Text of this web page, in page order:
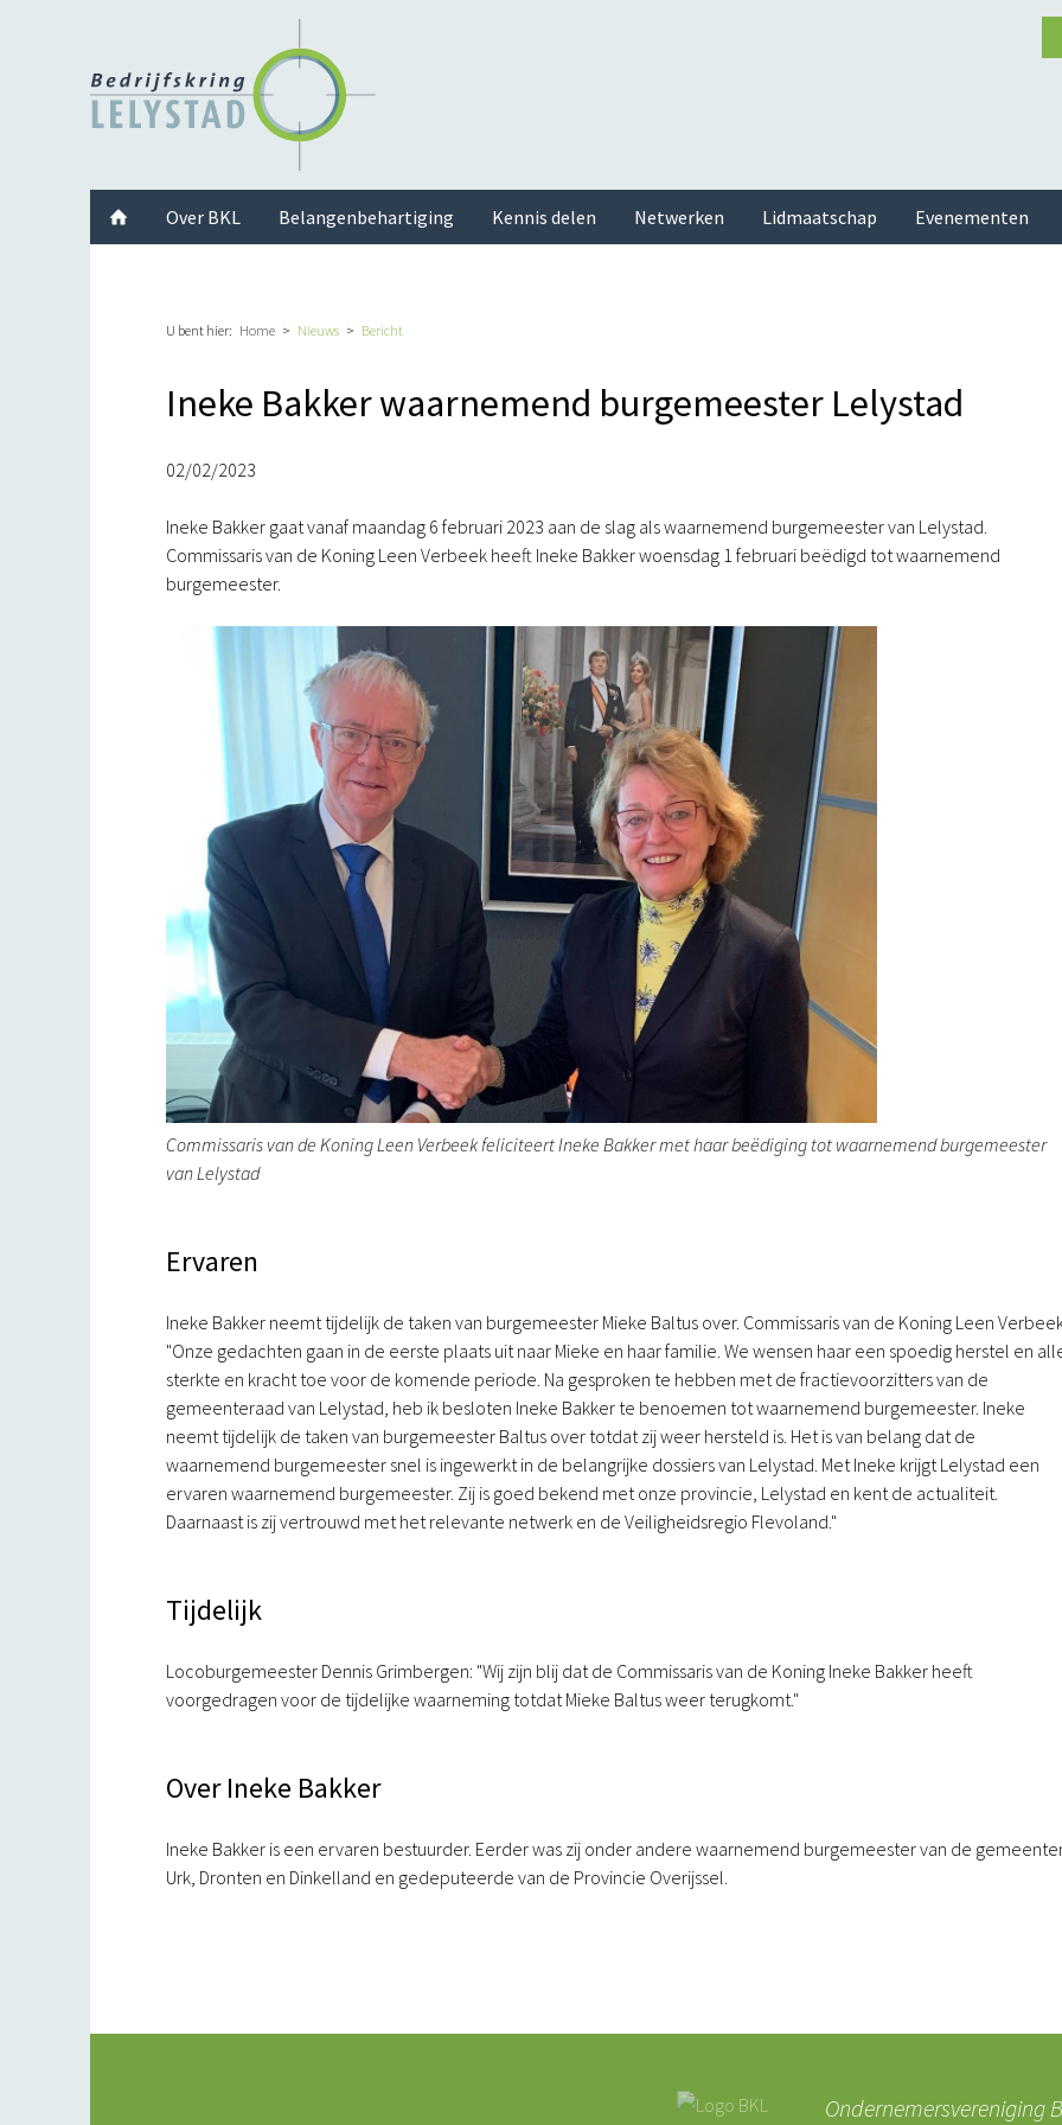
Twitter InstagramLinkedInYoutube
U bent hier: Home Nieuws Bericht
Ineke Bakker waarnemend burgemeester Lelystad
02/02/2023
Ineke Bakker gaat vanaf maandag 6 februari 2023 aan de slag als waarnemend burgemeester van Lelystad.
Commissaris van de Koning Leen Verbeek heeft Ineke Bakker woensdag 1 februari beëdigd tot waarnemend
burgemeester.
Commissaris van de Koning Leen Verbeek feliciteert Ineke Bakker met haar beëdiging tot waarnemend burgemeester
van Lelystad
Ervaren
Ineke Bakker neemt tijdelijk de taken van burgemeester Mieke Baltus over. Commissaris van de Koning Leen
"Onze gedachten gaan in de eerste plaats uit naar Mieke en haar familie. We wensen haar een spoedig herstel en
sterkte en kracht toe voor de komende periode. Na gesproken te hebben met de fractievoorzitters van de
gemeenteraad van Lelystad, heb ik besloten Ineke Bakker te benoemen tot waarnemend burgemeester. Ineke
neemt tijdelijk de taken van burgemeester Baltus over totdat zij weer hersteld is. Het is van belang dat de
waarnemend burgemeester snel is ingewerkt in de belangrijke dossiers van Lelystad. Met Ineke krijgt Lelystad een
ervaren waarnemend burgemeester. Zij is goed bekend met onze provincie, Lelystad en kent de actualiteit.
Daarnaast is zij vertrouwd met het relevante netwerk en de Veiligheidsregio Flevoland."
Tijdelijk
Locoburgemeester Dennis Grimbergen: "Wij zijn blij dat de Commissaris van de Koning Ineke Bakker heeft
voorgedragen voor de tijdelijke waarneming totdat Mieke Baltus weer terugkomt."
Over Ineke Bakker
Ineke Bakker is een ervaren bestuurder. Eerder was zij onder andere waarnemend burgemeester van de
Urk, Dronten en Dinkelland en gedeputeerde van de Provincie Overijssel.
Ondernemersvereniging
Over BKL Belangenbehartiging Kennis delen Netwerken Lidmaatschap Evenementen